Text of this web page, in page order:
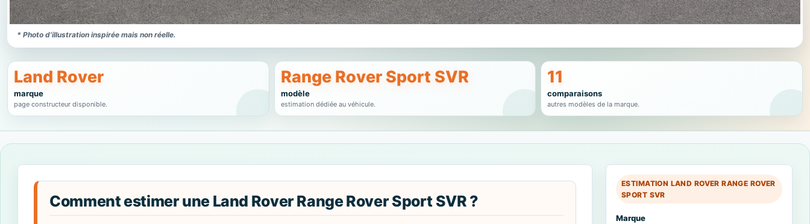
* Photo d’illustration inspirée mais non réelle.
Land Rover
marque
page constructeur disponible.
Range Rover Sport SVR
modèle
estimation dédiée au véhicule.
11
comparaisons
autres modèles de la marque.
Comment estimer une Land Rover Range Rover Sport SVR ?
ESTIMATION LAND ROVER RANGE ROVER
SPORT SVR
Marque